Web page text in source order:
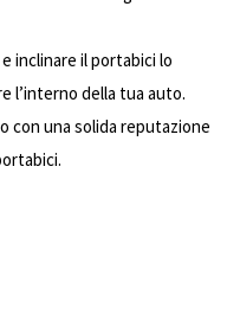
inclinare il portabici lo
l’interno della tua auto.
con una solida reputazione